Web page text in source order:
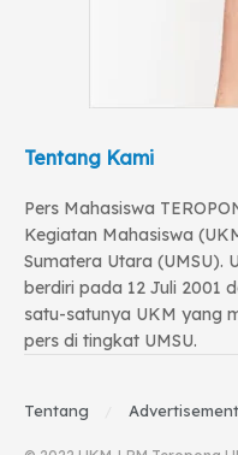
Tentang Kami
Pers Mahasiswa
Kegiatan Mahasiswa
Sumatera Utara (UMSU).
berdiri pada 12 Juli 2001
satu-satunya UKM yang
pers di tingkat UMSU.
Tentang Advertisement